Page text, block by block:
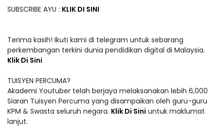
SUBSCRIBE AYU : KLIK DI SINI
Terima kasih! Ikuti kami di telegram untuk sebarang
perkembangan terkini dunia pendidikan digital di Malaysia.
Klik Di Sini
TUISYEN PERCUMA?
Akademi Youtuber telah berjaya melaksanakan lebih 6,000
Siaran Tuisyen Percuma yang disampaikan oleh guru-guru
KPM & Swasta seluruh negara. Klik Di Sini untuk maklumat
lanjut.